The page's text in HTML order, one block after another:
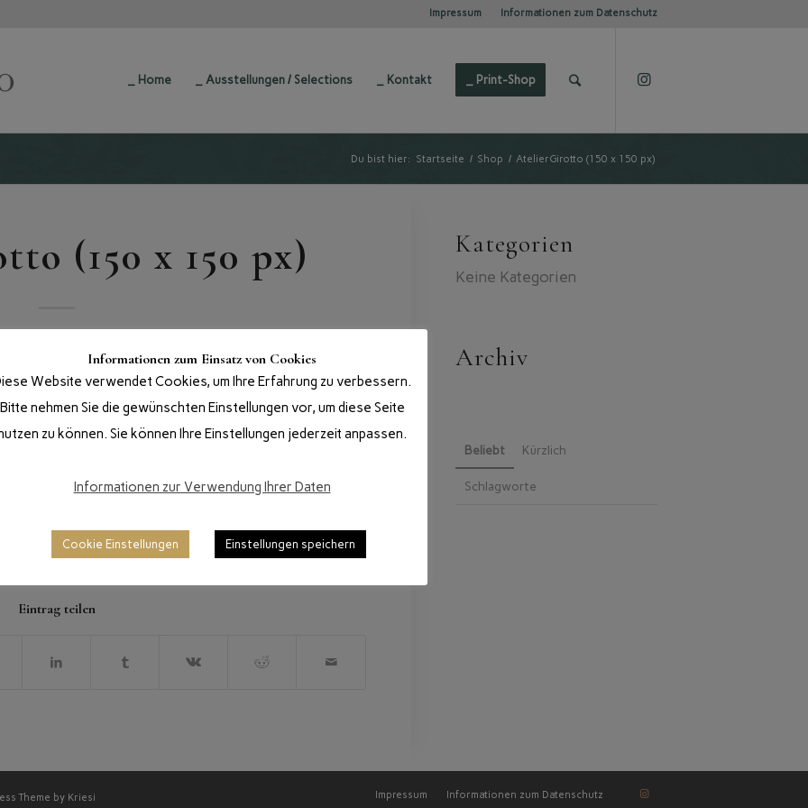
Impressum Informationen zum Datenschutz
_ Home _ Ausstellungen / Selections _ Kontakt _ Print-Shop
Du bist hier: Startseite / Shop / AtelierGirotto (150 x 150 px)
(150 x 150 px)
VONDANIGIRO
Eintrag teilen
Kategorien
Keine Kategorien
Archiv
Beliebt Kürzlich
Schlagworte
Theme by Kriesi Impressum Informationen zum Datenschutz
Informationen zum Einsatz von Cookies
Website verwendet Cookies, um Ihre Erfahrung zu verbessern.
Bitte nehmen Sie die gewünschten Einstellungen vor, um diese Seite
zu können. Sie können Ihre Einstellungen jederzeit anpassen.
Informationen zur Verwendung Ihrer Daten
Cookie Einstellungen Einstellungen speichern